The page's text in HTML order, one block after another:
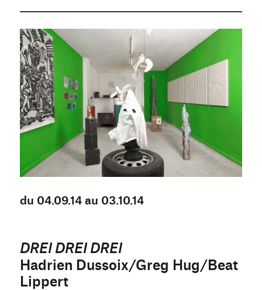
du 04.09.14 au 03.10.14
DREI DREI DREI
Hadrien Dussoix/Greg Hug/Beat
Lippert